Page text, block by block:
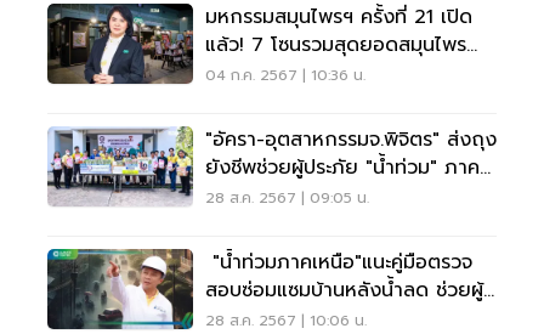
มหกรรมสมุนไพรฯ ครั้งที่ 21 เปิด
แล้ว! 7 โซนรวมสุดยอดสมุนไพร
ไทยสู่เวทีโลก
04 ก.ค. 2567 | 10:36 น.
"อัครา-อุตสาหกรรมจ.พิจิตร" ส่งถุง
ยังชีพช่วยผู้ประภัย "น้ำท่วม" ภาค
เหนือ
28 ส.ค. 2567 | 09:05 น.
"น้ำท่วมภาคเหนือ"แนะคู่มือตรวจ
สอบซ่อมแซมบ้านหลังน้ำลด ช่วยผู้
ประสบภัย
28 ส.ค. 2567 | 10:06 น.